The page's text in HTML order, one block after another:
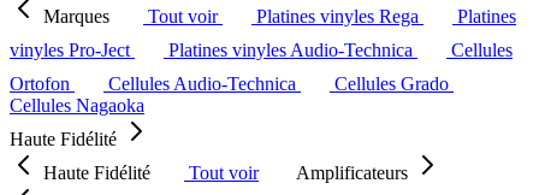
Marques
Tout voir Platines vinyles Rega
Platines
vinyles Pro-Ject
Platines vinyles Audio-Technica
Cellules
Ortofon
Cellules Audio-Technica
Cellules Grado
Cellules Nagaoka
Haute Fidélité
Haute Fidélité
Tout voir
Amplificateurs